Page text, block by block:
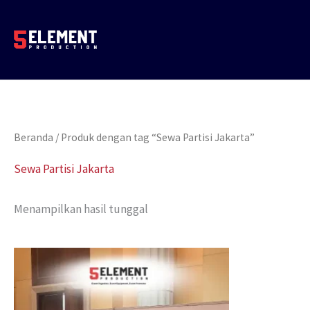
konten
Beranda / Produk dengan tag “Sewa Partisi Jakarta”
Sewa Partisi Jakarta
Menampilkan hasil tunggal